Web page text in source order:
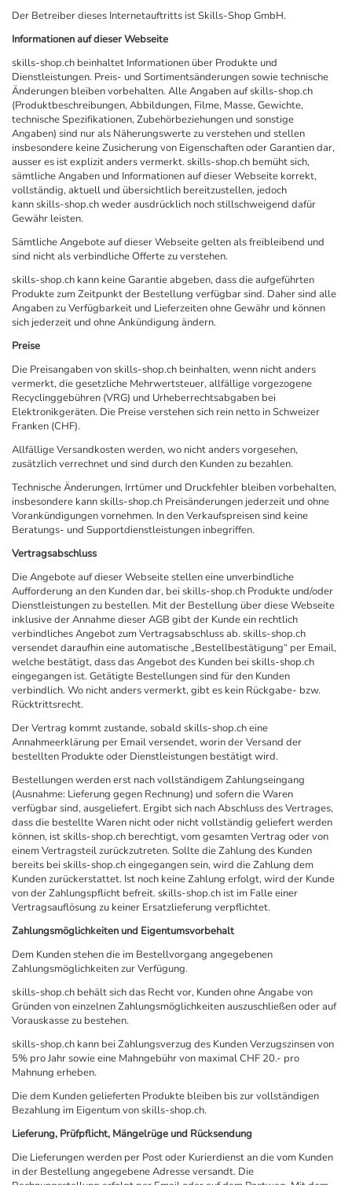
Der Betreiber dieses Internetauftritts ist Skills-Shop GmbH.
Informationen auf dieser Webseite
skills-shop.ch beinhaltet Informationen über Produkte und
Dienstleistungen. Preis- und Sortimentsänderungen sowie technische
Änderungen bleiben vorbehalten. Alle Angaben auf skills-shop.ch
(Produktbeschreibungen, Abbildungen, Filme, Masse, Gewichte,
technische Spezifikationen, Zubehörbeziehungen und sonstige
Angaben) sind nur als Näherungswerte zu verstehen und stellen
insbesondere keine Zusicherung von Eigenschaften oder Garantien dar,
ausser es ist explizit anders vermerkt. skills-shop.ch bemüht sich,
sämtliche Angaben und Informationen auf dieser Webseite korrekt,
vollständig, aktuell und übersichtlich bereitzustellen, jedoch
kann skills-shop.ch weder ausdrücklich noch stillschweigend dafür
Gewähr leisten.
Sämtliche Angebote auf dieser Webseite gelten als freibleibend und
sind nicht als verbindliche Offerte zu verstehen.
skills-shop.ch kann keine Garantie abgeben, dass die aufgeführten
Produkte zum Zeitpunkt der Bestellung verfügbar sind. Daher sind alle
Angaben zu Verfügbarkeit und Lieferzeiten ohne Gewähr und können
sich jederzeit und ohne Ankündigung ändern.
Preise
Die Preisangaben von skills-shop.ch beinhalten, wenn nicht anders
vermerkt, die gesetzliche Mehrwertsteuer, allfällige vorgezogene
Recyclinggebühren (VRG) und Urheberrechtsabgaben bei
Elektronikgeräten. Die Preise verstehen sich rein netto in Schweizer
Franken (CHF).
Allfällige Versandkosten werden, wo nicht anders vorgesehen,
zusätzlich verrechnet und sind durch den Kunden zu bezahlen.
Technische Änderungen, Irrtümer und Druckfehler bleiben vorbehalten,
insbesondere kann skills-shop.ch Preisänderungen jederzeit und ohne
Vorankündigungen vornehmen. In den Verkaufspreisen sind keine
Beratungs- und Supportdienstleistungen inbegriffen.
Vertragsabschluss
Die Angebote auf dieser Webseite stellen eine unverbindliche
Aufforderung an den Kunden dar, bei skills-shop.ch Produkte und/oder
Dienstleistungen zu bestellen. Mit der Bestellung über diese Webseite
inklusive der Annahme dieser AGB gibt der Kunde ein rechtlich
verbindliches Angebot zum Vertragsabschluss ab. skills-shop.ch
versendet daraufhin eine automatische „Bestellbestätigung“ per Email,
welche bestätigt, dass das Angebot des Kunden bei skills-shop.ch
eingegangen ist. Getätigte Bestellungen sind für den Kunden
verbindlich. Wo nicht anders vermerkt, gibt es kein Rückgabe- bzw.
Rücktrittsrecht.
Der Vertrag kommt zustande, sobald skills-shop.ch eine
Annahmeerklärung per Email versendet, worin der Versand der
bestellten Produkte oder Dienstleistungen bestätigt wird.
Bestellungen werden erst nach vollständigem Zahlungseingang
(Ausnahme: Lieferung gegen Rechnung) und sofern die Waren
verfügbar sind, ausgeliefert. Ergibt sich nach Abschluss des Vertrages,
dass die bestellte Waren nicht oder nicht vollständig geliefert werden
können, ist skills-shop.ch berechtigt, vom gesamten Vertrag oder von
einem Vertragsteil zurückzutreten. Sollte die Zahlung des Kunden
bereits bei skills-shop.ch eingegangen sein, wird die Zahlung dem
Kunden zurückerstattet. Ist noch keine Zahlung erfolgt, wird der Kunde
von der Zahlungspflicht befreit. skills-shop.ch ist im Falle einer
Vertragsauflösung zu keiner Ersatzlieferung verpflichtet.
Zahlungsmöglichkeiten und Eigentumsvorbehalt
Dem Kunden stehen die im Bestellvorgang angegebenen
Zahlungsmöglichkeiten zur Verfügung.
skills-shop.ch behält sich das Recht vor, Kunden ohne Angabe von
Gründen von einzelnen Zahlungsmöglichkeiten auszuschließen oder auf
Vorauskasse zu bestehen.
skills-shop.ch kann bei Zahlungsverzug des Kunden Verzugszinsen von
5% pro Jahr sowie eine Mahngebühr von maximal CHF 20.- pro
Mahnung erheben.
Die dem Kunden gelieferten Produkte bleiben bis zur vollständigen
Bezahlung im Eigentum von skills-shop.ch.
Lieferung, Prüfpflicht, Mängelrüge und Rücksendung
Die Lieferungen werden per Post oder Kurierdienst an die vom Kunden
in der Bestellung angegebene Adresse versandt. Die